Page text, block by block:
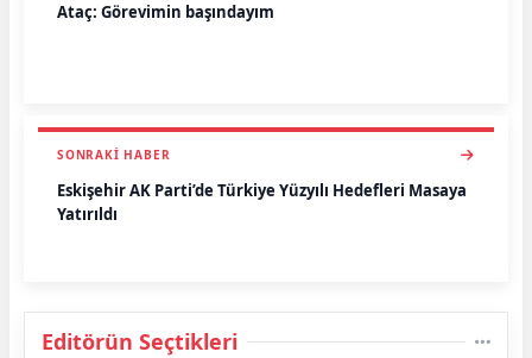
Ataç: Görevimin başındayım
SONRAKI HABER
Eskişehir AK Parti’de Türkiye Yüzyılı Hedefleri Masaya
Yatırıldı
Editörün Seçtikleri